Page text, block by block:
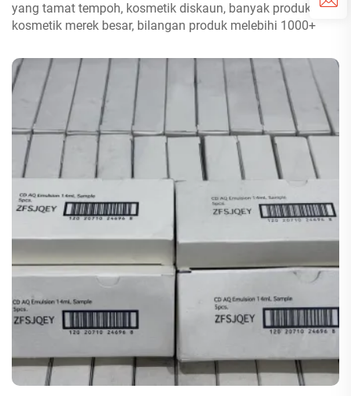
yang tamat tempoh, kosmetik diskaun, banyak produk
kosmetik merek besar, bilangan produk melebihi 1000+